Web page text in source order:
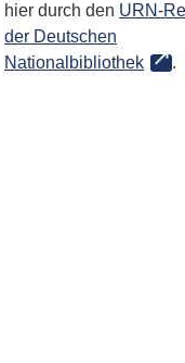
hier durch den URN-
der Deutschen
Nationalbibliothek
.